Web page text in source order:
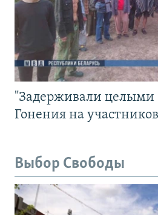
"Задерживали целыми
Гонения на
Выбор Свободы